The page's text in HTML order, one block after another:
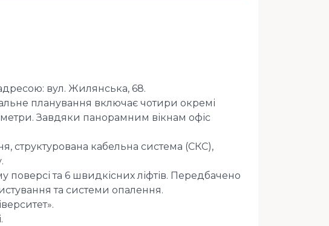
вул. Жилянська, 68.
планування включає чотири окремі
метри. Завдяки панорамним вікнам офіс
кабельна система (СКС),
поверсі та 6 швидкісних ліфтів. Передбачено
та системи опалення.